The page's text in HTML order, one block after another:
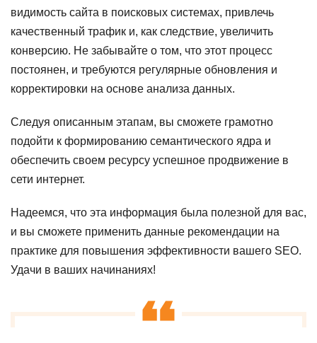
видимость сайта в поисковых системах, привлечь
качественный трафик и, как следствие, увеличить
конверсию. Не забывайте о том, что этот процесс
постоянен, и требуются регулярные обновления и
корректировки на основе анализа данных.
Следуя описанным этапам, вы сможете грамотно
подойти к формированию семантического ядра и
обеспечить своем ресурсу успешное продвижение в
сети интернет.
Надеемся, что эта информация была полезной для вас,
и вы сможете применить данные рекомендации на
практике для повышения эффективности вашего SEO.
Удачи в ваших начинаниях!